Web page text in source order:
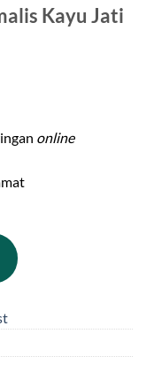
Kayu Jati
online